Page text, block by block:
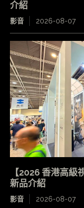
介紹
影音 2026-08-07
【2026 香港高
新品介紹
影音 2026-08-07